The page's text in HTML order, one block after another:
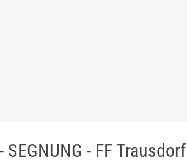
SEGNUNG - FF Trausdorf